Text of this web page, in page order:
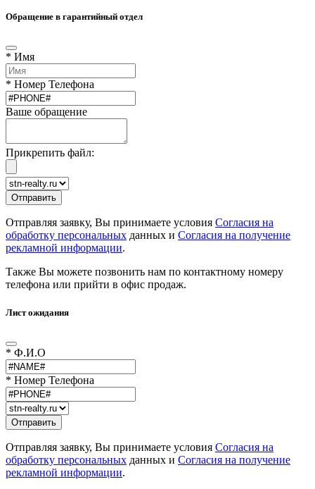
Обращение в гарантийный отдел
* Имя
* Номер Телефона
Ваше обращение
Прикрепить файл:
Отправляя заявку, Вы принимаете условия Согласия на
обработку персональных данных и Согласия на получение
рекламной информации.
Также Вы можете позвонить нам по контактному номеру
телефона или прийти в офис продаж.
Лист ожидания
* Ф.И.О
* Номер Телефона
Отправляя заявку, Вы принимаете условия Согласия на
обработку персональных данных и Согласия на получение
рекламной информации.